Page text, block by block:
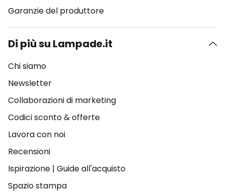
Garanzie del produttore
Di più su Lampade.it
Chi siamo
Newsletter
Collaborazioni di marketing
Codici sconto & offerte
Lavora con noi
Recensioni
Ispirazione | Guide all'acquisto
Spazio stampa